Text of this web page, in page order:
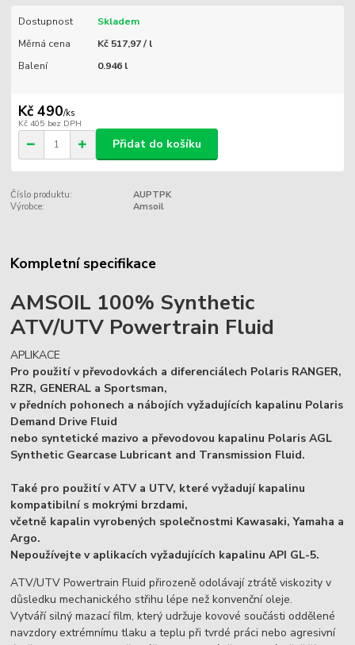
Dostupnost
Skladem
Měrná cena
Kč 517,97 / l
Balení
0.946 l
Kč 490/ks
Kč 405 bez DPH
Přidat do košíku
Číslo produktu:
AUPTPK
Výrobce:
Amsoil
Kompletní specifikace
AMSOIL 100% Synthetic
ATV/UTV Powertrain Fluid
APLIKACE
Pro použití v převodovkách a diferenciálech Polaris RANGER,
RZR, GENERAL a Sportsman,
v předních pohonech a nábojích vyžadujících kapalinu Polaris
Demand Drive Fluid
nebo syntetické mazivo a převodovou kapalinu Polaris AGL
Synthetic Gearcase Lubricant and Transmission Fluid.
Také pro použití v ATV a UTV, které vyžadují kapalinu
kompatibilní s mokrými brzdami,
včetně kapalin vyrobených společnostmi Kawasaki, Yamaha a
Argo.
Nepoužívejte v aplikacích vyžadujících kapalinu API GL-5.
ATV/UTV Powertrain Fluid přirozeně odolávají ztrátě viskozity v
důsledku mechanického střihu lépe než konvenční oleje.
Vytváří silný mazací film, který udržuje kovové součásti oddělené
navzdory extrémnímu tlaku a teplu při tvrdé práci nebo agresivní